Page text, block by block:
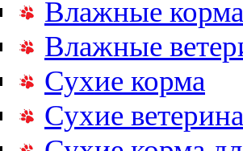
Влажные корма
Влажные
Сухие корма
Сухие